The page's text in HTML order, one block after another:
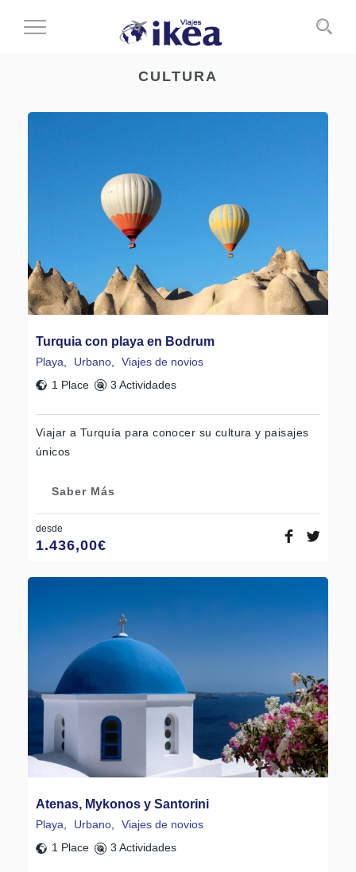
Cambiar
CULTURA
Turquia con playa en Bodrum
Playa Urbano
Viajes de novios
1 Place
3 Actividades
Viajar a Turquía para conocer su cultura y paisajes
únicos
Saber Más
desde
1.436,00€
Atenas, Mykonos y Santorini
Playa, Urbano,
Viajes de novios
1 Place
3 Actividades